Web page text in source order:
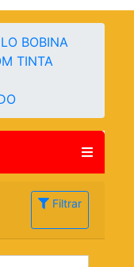
BOBINA
TINTA
Filtrar